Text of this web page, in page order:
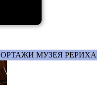
МУЗЕЯ РЕРИХА